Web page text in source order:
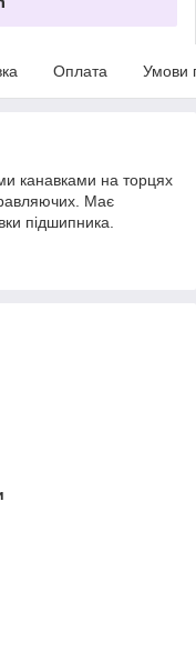
Оплата Умови
канавками на торцях
Має
підшипника.